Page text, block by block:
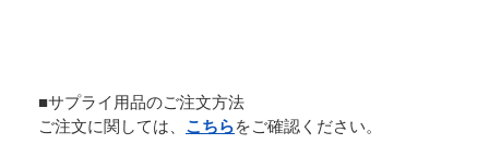
■サプライ用品のご注文方法
ご注文に関しては、 こちらをご確認ください。